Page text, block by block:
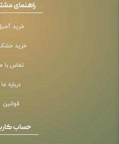
راهنمای
خرید
خرید
تماس با
درباره ما
قوانین
حساب